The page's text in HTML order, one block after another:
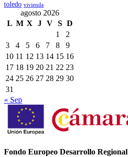
toledo vivienda
agosto 2026
L M X J V S D
1
2
3
4 5 6 7 8
9
10 11 12 13 14 15 16
17 18 19 20 21 22 23
24 25 26 27 28 29 30
31
« Sep
Fondo Europeo Desarrollo Regional